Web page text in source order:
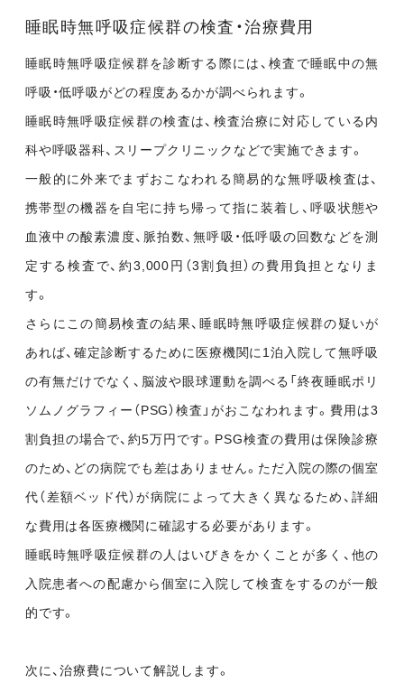
睡眠時無呼吸症候群の検査・治療費用
睡眠時無呼吸症候群を診断する際には、検査で睡眠中の無
呼吸・低呼吸がどの程度あるかが調べられます。
睡眠時無呼吸症候群の検査は、検査治療に対応している内
科や呼吸器科、スリープクリニックなどで実施できます。
一般的に外来でまずおこなわれる簡易的な無呼吸検査は、
携帯型の機器を自宅に持ち帰って指に装着し、呼吸状態や
血液中の酸素濃度、脈拍数、無呼吸・低呼吸の回数などを測
定する検査で、約3,000円（3割負担）の費用負担となりま
す。
さらにこの簡易検査の結果、睡眠時無呼吸症候群の疑いが
あれば、確定診断するために医療機関に1泊入院して無呼吸
の有無だけでなく、脳波や眼球運動を調べる「終夜睡眠ポリ
ソムノグラフィー（PSG）検査」がおこなわれます。費用は3
割負担の場合で、約5万円です。PSG検査の費用は保険診療
のため、どの病院でも差はありません。ただ入院の際の個室
代（差額ベッド代）が病院によって大きく異なるため、詳細
な費用は各医療機関に確認する必要があります。
睡眠時無呼吸症候群の人はいびきをかくことが多く、他の
入院患者への配慮から個室に入院して検査をするのが一般
的です。
次に、治療費について解説します。